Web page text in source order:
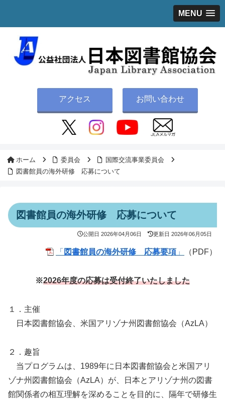
MENU
アクセス お問い合わせ
ホーム 委員会
国際交流事業委員会
図書館員の海外研修 応募について
図書館員の海外研修 応募について
公開日 2026年04月06日 更新日 2026年06月05日
「 図書館員の海外研修 応募要項 」 （PDF）
※2026年度の応募は受付終了いたしました
１．主催
日本図書館協会、米国アリゾナ州図書館協会（AzLA）
２．趣旨
当プログラムは、1989年に日本図書館協会と米国アリ
ゾナ州図書館協会（AzLA）が、日本とアリゾナ州の図書
館関係者の相互理解を深めることを目的に、隔年で研修生